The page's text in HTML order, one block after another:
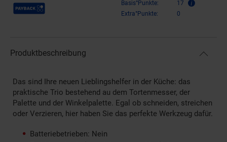
Payback Punkte Basis°Punkte:
17
Extra°Punkte:
0
Produktbeschreibung
Das sind Ihre neuen Lieblingshelfer in der Küche: das
praktische Trio bestehend au dem Tortenmesser, der
Palette und der Winkelpalette. Egal ob schneiden, streichen
oder Verzieren, hier haben Sie das perfekte Werkzeug dafür.
Batteriebetrieben: Nein